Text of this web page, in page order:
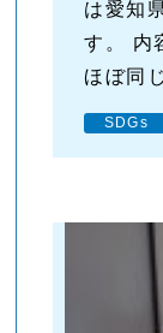
は愛知
す。 内
ほぼ同
SDGs